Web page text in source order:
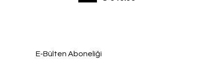
E-Bülten Aboneliği